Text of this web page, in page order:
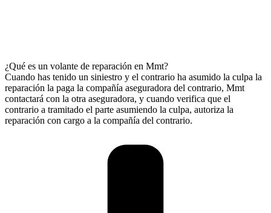
¿Qué es un volante de reparación en Mmt?
Cuando has tenido un siniestro y el contrario ha asumido la culpa la
reparación la paga la compañía aseguradora del contrario, Mmt
contactará con la otra aseguradora, y cuando verifica que el
contrario a tramitado el parte asumiendo la culpa, autoriza la
reparación con cargo a la compañía del contrario.